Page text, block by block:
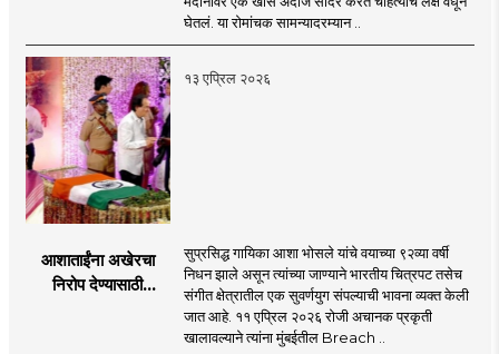
घेतलं. या रोमांचक सामन्यादरम्यान ..
१३ एप्रिल २०२६
आशाताईंना अखेरचा
निरोप देण्यासाठी
सुप्रसिद्ध गायिका आशा भोसले यांचे वयाच्या ९२व्या वर्षी
निधन झाले असून त्यांच्या जाण्याने भारतीय चित्रपट तसेच
संगीत क्षेत्रातील एक सुवर्णयुग संपल्याची भावना व्यक्त केली
जात आहे. ११ एप्रिल २०२६ रोजी अचानक प्रकृती
खालावल्याने त्यांना मुंबईतील Breach ..